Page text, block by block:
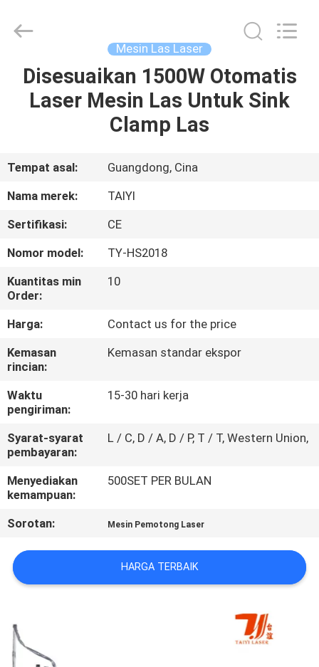
RUMAH
VIDEO
KAMI
TUR
PABRIK
HUBUNGI
KAMI
BERITA
LARUTAN
PRIVACY
POLICY
Company
Limited.
Reserved.
Mesin Las Laser
Disesuaikan 1500W Otomatis
Laser Mesin Las Untuk Sink
Clamp Las
Tempat asal:
Guangdong, Cina
Nama merek:
TAIYI
Sertifikasi:
CE
Nomor model:
TY-HS2018
Kuantitas min
Order:
10
Harga:
Contact us for the price
Kemasan
rincian:
Kemasan standar ekspor
Waktu
pengiriman:
15-30 hari kerja
Syarat-syarat
pembayaran:
L / C, D / A, D / P, T / T, Western Union,
Menyediakan
kemampuan:
500SET PER BULAN
Sorotan: Mesin Pemotong Laser
HARGA TERBAIK